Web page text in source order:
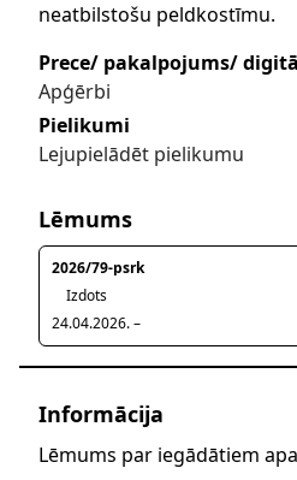
neatbilstošu peldkostīmu.
Prece/ pakalpojums/
Apģērbi
Pielikumi
Lejupielādēt pielikumu
Lēmums
2026/79-psrk
Izdots
24.04.2026. –
Informācija
Lēmums par iegādātiem